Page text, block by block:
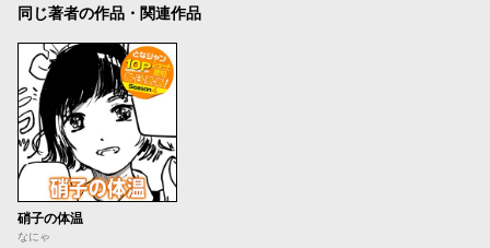
同じ著者の作品・関連作品
硝子の体温
なにゃ